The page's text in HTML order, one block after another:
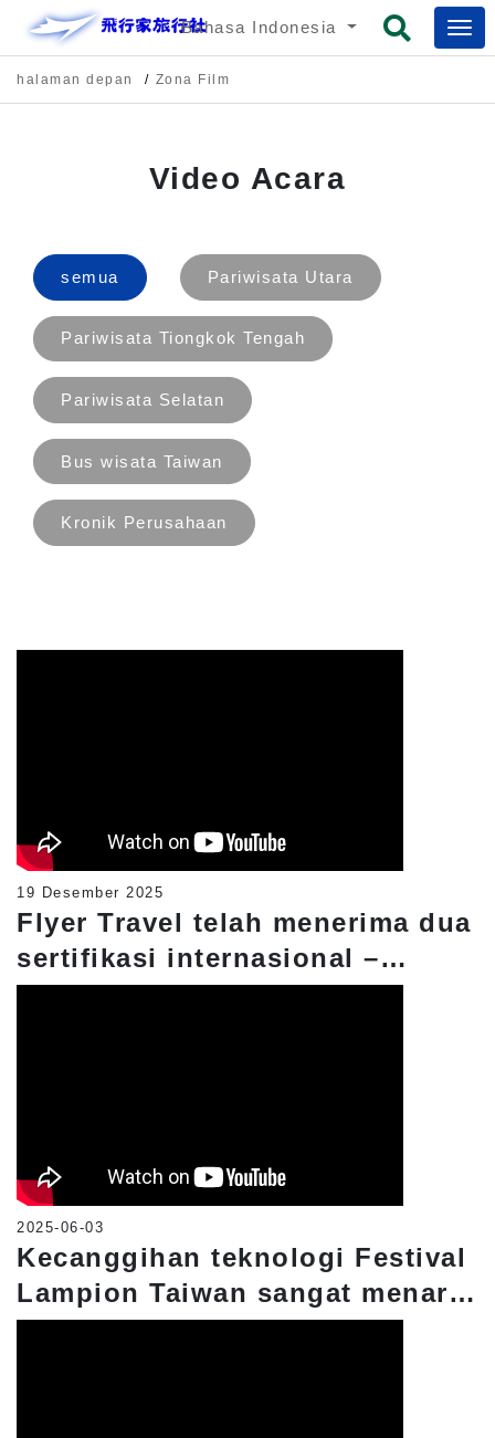
Bahasa Indonesia
halaman depan Zona Film
Video Acara
semua Pariwisata Utara
Pariwisata Tiongkok Tengah
Pariwisata Selatan
Bus wisata Taiwan
Kronik Perusahaan
19 Desember 2025
Flyer Travel telah menerima dua
sertifikasi internasional –
Sertifikasi Korporat Dun &
2025-06-03
Kecanggihan teknologi Festival
Lampion Taiwan sangat menarik
perhatian! Empat tur bus wisata